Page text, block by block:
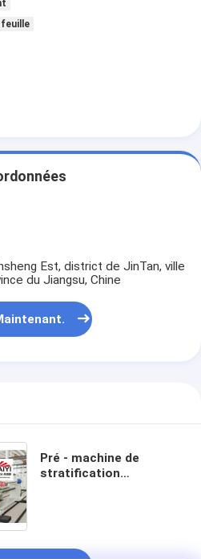
d'extrusion
de revêtement
par fonte
feuille
Est, district de JinTan, ville
du Jiangsu, Chine
Pré - machine de
stratification